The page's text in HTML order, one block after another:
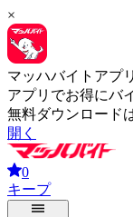
×
マッハバイトアプリ
アプリでお得にバ
無料ダウンロード
開く
0
キープ